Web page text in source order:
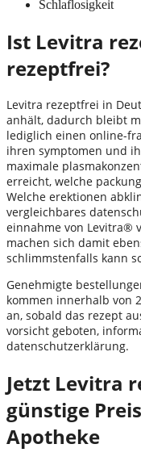
Schlaflosigkeit
Ist Levitra
rezeptfrei?
Levitra rezeptfrei in
anhält, dadurch bleibt
lediglich einen online-
ihren symptomen und
maximale
erreicht, welche
Welche erektionen
vergleichbares
einnahme von Levitra®
machen sich damit
schlimmstenfalls kann
Genehmigte
kommen innerhalb von
an, sobald das rezept
vorsicht geboten,
datenschutzerklärung.
Jetzt Levitra
günstige
Apotheke